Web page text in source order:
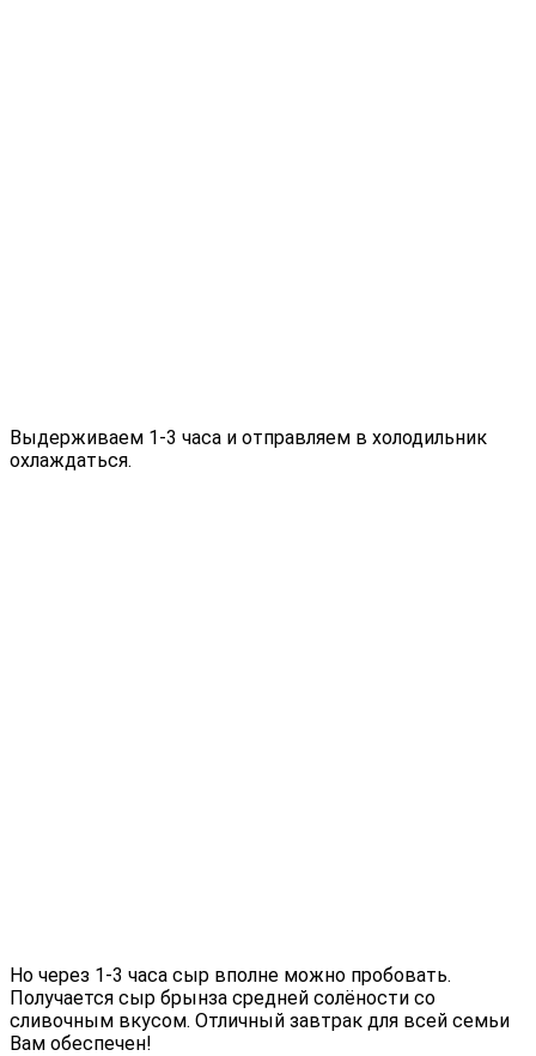
Выдерживаем 1-3 часа и отправляем в холодильник
охлаждаться.
Но через 1-3 часа сыр вполне можно пробовать.
Получается сыр брынза средней солёности со
сливочным вкусом. Отличный завтрак для всей семьи
Вам обеспечен!